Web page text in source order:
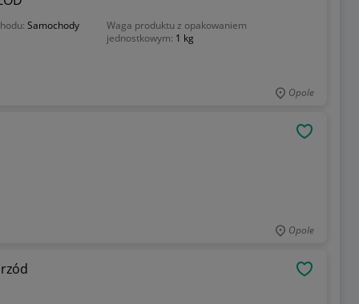
Samochody
Waga produktu z opakowaniem
jednostkowym: 1 kg
Opole
Opole